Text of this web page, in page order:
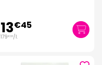
13€45
179€33/l.